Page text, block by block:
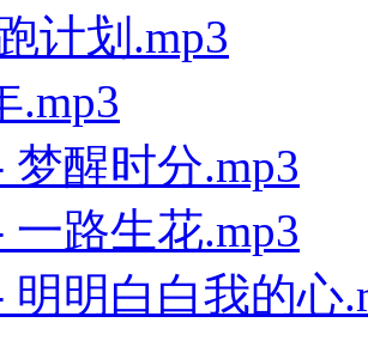
计划.mp3
.mp3
梦醒时分.mp3
一路生花.mp3
明明白白我的心